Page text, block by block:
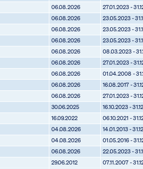
06.08.2026
27.01.2023 -
06.08.2026
23.05.2023 -
06.08.2026
23.05.2023 -
06.08.2026
23.05.2023 -
06.08.2026
08.03.2023 -
06.08.2026
27.01.2023 -
06.08.2026
01.04.2008 -
06.08.2026
16.08.2017 -
06.08.2026
27.01.2023 -
30.06.2025
16.10.2023 -
16.09.2022
06.10.2021 -
04.08.2026
14.01.2013 -
04.08.2026
01.05.2016 -
06.08.2026
22.05.2023 -
29.06.2012
07.11.2007 -